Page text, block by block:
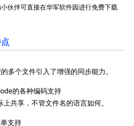
伙伴可直接在华军软件园进行免费下载
多个文件引入了增强的同步能力。
的各种编码支持
共享，不管文件名的语言如何。
支持